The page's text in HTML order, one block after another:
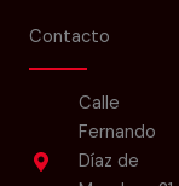
Contacto
Calle
Fernando
Díaz de